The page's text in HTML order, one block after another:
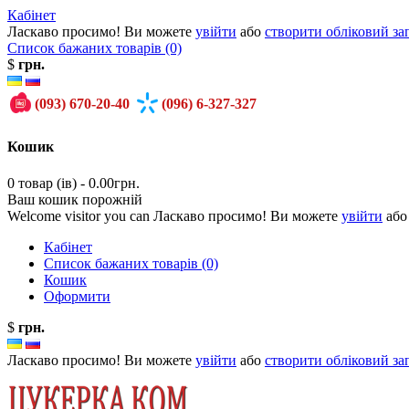
Кабінет
Ласкаво просимо! Ви можете увійти або створити обліковий
Список бажаних товарів (0)
$ грн.
(093) 670-20-40 (096) 6-327-327
Кошик
0 товар (ів) - 0.00грн.
Ваш кошик порожній
Welcome visitor you can Ласкаво просимо! Ви можете увійти
Кабінет
Список бажаних товарів (0)
Кошик
Оформити
$ грн.
Ласкаво просимо! Ви можете увійти або створити обліковий